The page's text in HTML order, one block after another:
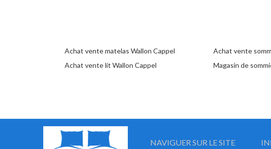
Achat vente matelas Wallon Cappel
Achat vente lit Wallon Cappel
Achat vente
Magasin de
NAVIGUER SUR LE SITE